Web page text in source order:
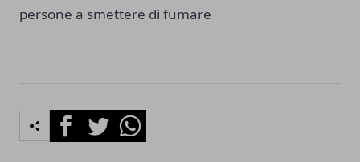
persone a smettere di fumare
FacebookTwitterWhatsapp